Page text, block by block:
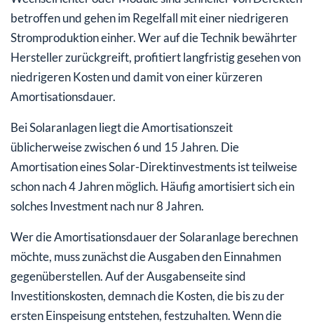
betroffen und gehen im Regelfall mit einer niedrigeren
Stromproduktion einher. Wer auf die Technik bewährter
Hersteller zurückgreift, profitiert langfristig gesehen von
niedrigeren Kosten und damit von einer kürzeren
Amortisationsdauer.
Bei Solaranlagen liegt die Amortisationszeit
üblicherweise zwischen 6 und 15 Jahren. Die
Amortisation eines Solar-Direktinvestments ist teilweise
schon nach 4 Jahren möglich. Häufig amortisiert sich ein
solches Investment nach nur 8 Jahren.
Wer die Amortisationsdauer der Solaranlage berechnen
möchte, muss zunächst die Ausgaben den Einnahmen
gegenüberstellen. Auf der Ausgabenseite sind
Investitionskosten, demnach die Kosten, die bis zu der
ersten Einspeisung entstehen, festzuhalten. Wenn die